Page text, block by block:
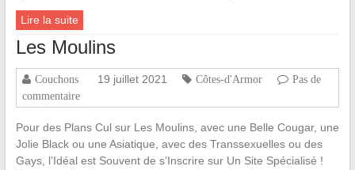
Lire la suite
Les Moulins
Couchons 19 juillet 2021 Côtes-d'Armor
Pas de
commentaire
Pour des Plans Cul sur Les Moulins, avec une Belle Cougar, une
Jolie Black ou une Asiatique, avec des Transsexuelles ou des
Gays, l’Idéal est Souvent de s’Inscrire sur Un Site Spécialisé !